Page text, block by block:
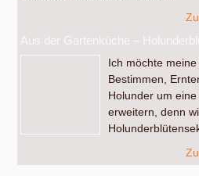
Aus der Gartenküche –
Ich möchte
Bestimmen,
Holunder um
erweitern, denn